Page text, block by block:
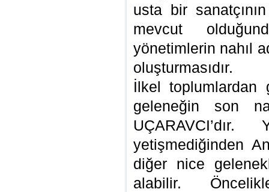
usta bir
mevcut
yönetimlerin nahıl
oluşturmasıdır.
İlkel toplumlardan
geleneğin son
yetişmediğinden
diğer nice
alabilir.